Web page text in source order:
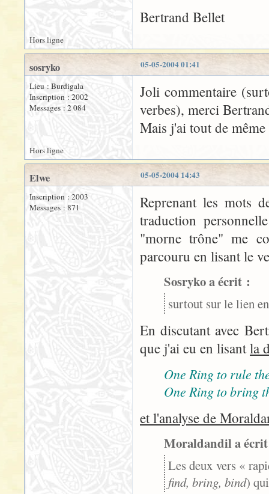
Bertrand Bellet
Hors ligne
05-05-2004 01:41
sosryko
Lieu : Burdigala
Inscription : 2002
Messages : 2 084
Joli commentaire
verbes), merci
Mais j'ai tout de
Hors ligne
05-05-2004 14:43
Elwe
Inscription : 2003
Messages : 871
Reprenant les mots
traduction
"morne trône" me
parcouru en lisant le
Sosryko a écrit :
surtout sur le lien
En discutant avec
que j'ai eu en lisantla
One Ring to rule
One Ring to bring
et l'analyse de
Moraldandil a
Les deux vers «
find, bring, bind)